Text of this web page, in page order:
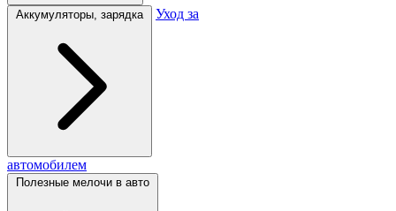
Аккумуляторы, зарядка Уход за
автомобилем
Полезные мелочи в авто